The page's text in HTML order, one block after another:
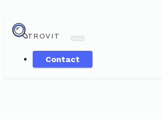
TROVIT
Contact